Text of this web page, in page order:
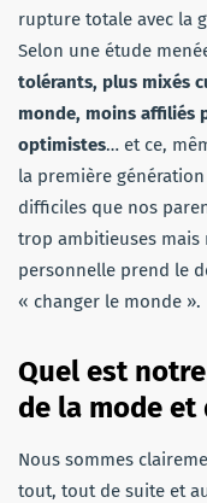
rupture totale avec la
Selon une étude
tolérants, plus mixés
monde, moins affiliés
optimistes… et ce,
la première
difficiles que nos
trop ambitieuses mais
personnelle prend le
« changer le monde ».
Quel est
de la mode et
Nous sommes
tout, tout de suite et